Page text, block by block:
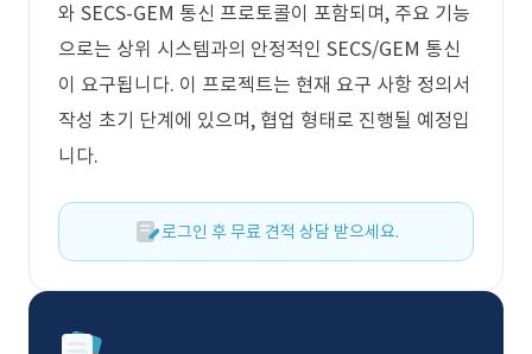
와 SECS-GEM 통신 프로토콜이 포함되며, 주요 기능
으로는 상위 시스템과의 안정적인 SECS/GEM 통신
이 요구됩니다. 이 프로젝트는 현재 요구 사항 정의서
작성 초기 단계에 있으며, 협업 형태로 진행될 예정입
니다.
로그인 후 무료 견적 상담 받으세요.